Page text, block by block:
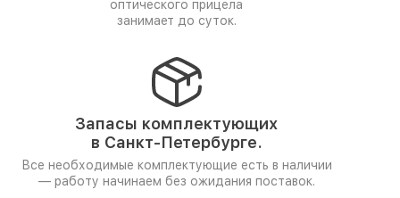
оптического прицела
занимает до суток.
Запасы комплектующих
в Санкт-Петербурге.
Все необходимые комплектующие есть в наличии
— работу начинаем без ожидания поставок.